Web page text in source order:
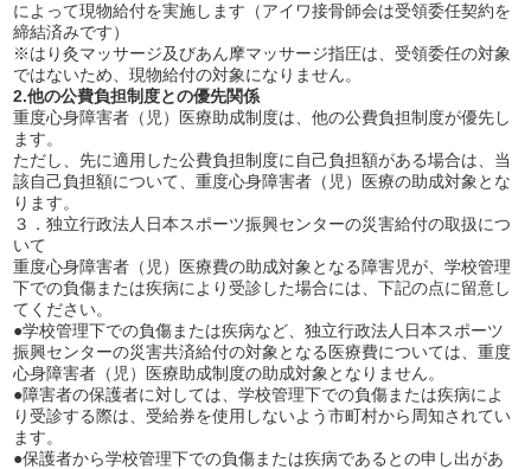
によって現物給付を実施します（アイワ接骨師会は受領委任契約を
締結済みです）
※はり灸マッサージ及びあん摩マッサージ指圧は、受領委任の対象
ではないため、現物給付の対象になりません。
2.他の公費負担制度との優先関係
重度心身障害者（児）医療助成制度は、他の公費負担制度が優先し
ます。
ただし、先に適用した公費負担制度に自己負担額がある場合は、当
該自己負担額について、重度心身障害者（児）医療の助成対象とな
ります。
３．独立行政法人日本スポーツ振興センターの災害給付の取扱につ
いて
重度心身障害者（児）医療費の助成対象となる障害児が、学校管理
下での負傷または疾病により受診した場合には、下記の点に留意し
てください。
●学校管理下での負傷または疾病など、独立行政法人日本スポーツ
振興センターの災害共済給付の対象となる医療費については、重度
心身障害者（児）医療助成制度の助成対象となりません。
●障害者の保護者に対しては、学校管理下での負傷または疾病によ
り受診する際は、受給券を使用しないよう市町村から周知されてい
ます。
●保護者から学校管理下での負傷または疾病であるとの申し出があ